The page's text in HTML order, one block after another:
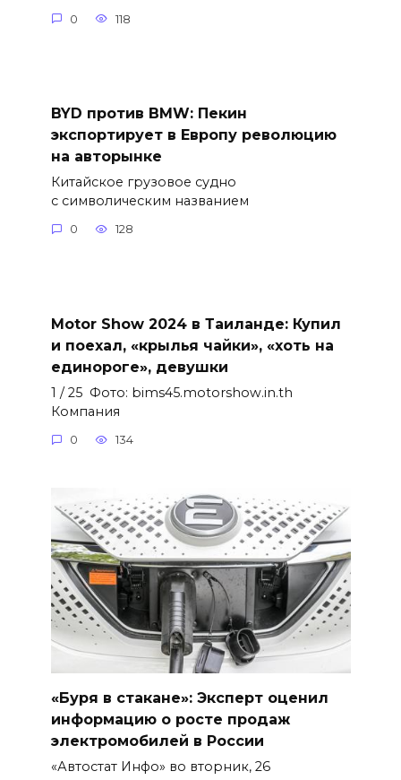
0 118
BYD против BMW: Пекин
экспортирует в Европу революцию
на авторынке
Китайское грузовое судно
с символическим названием
0 128
Motor Show 2024 в Таиланде: Купил
и поехал, «крылья чайки», «хоть на
единороге», девушки
1 / 25 Фото: bims45.motorshow.in.th
Компания
0 134
«Буря в стакане»: Эксперт оценил
информацию о росте продаж
электромобилей в России
«Автостат Инфо» во вторник, 26